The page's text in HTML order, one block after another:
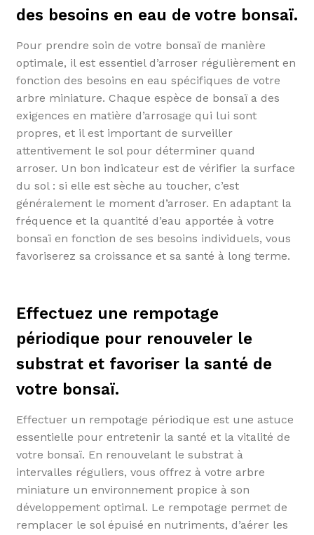
des besoins en eau de votre bonsaï.
Pour prendre soin de votre bonsaï de manière
optimale, il est essentiel d’arroser régulièrement en
fonction des besoins en eau spécifiques de votre
arbre miniature. Chaque espèce de bonsaï a des
exigences en matière d’arrosage qui lui sont
propres, et il est important de surveiller
attentivement le sol pour déterminer quand
arroser. Un bon indicateur est de vérifier la surface
du sol : si elle est sèche au toucher, c’est
généralement le moment d’arroser. En adaptant la
fréquence et la quantité d’eau apportée à votre
bonsaï en fonction de ses besoins individuels, vous
favoriserez sa croissance et sa santé à long terme.
Effectuez une rempotage
périodique pour renouveler le
substrat et favoriser la santé de
votre bonsaï.
Effectuer un rempotage périodique est une astuce
essentielle pour entretenir la santé et la vitalité de
votre bonsaï. En renouvelant le substrat à
intervalles réguliers, vous offrez à votre arbre
miniature un environnement propice à son
développement optimal. Le rempotage permet de
remplacer le sol épuisé en nutriments, d’aérer les